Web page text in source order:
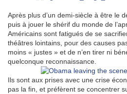
Après plus d’un demi-siècle à être le
puis à jouer le shérif du monde de
Américains sont fatigués de se
théâtres lointains, pour des causes
moins « justes » et de n’en tirer ni
quelconque reconnaissance.
Ils sont aux prises avec une crise
pas la fin, et préfèrent se concentrer